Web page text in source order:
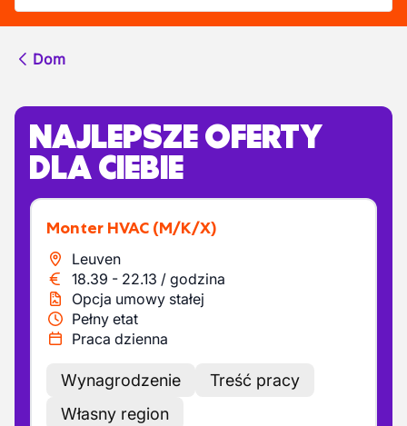
Dom
NAJLEPSZE OFERTY
DLA CIEBIE
Monter HVAC (M/K/X)
Leuven
18.39 - 22.13 / godzina
Opcja umowy stałej
Pełny etat
Praca dzienna
Wynagrodzenie
Treść pracy
Własny region